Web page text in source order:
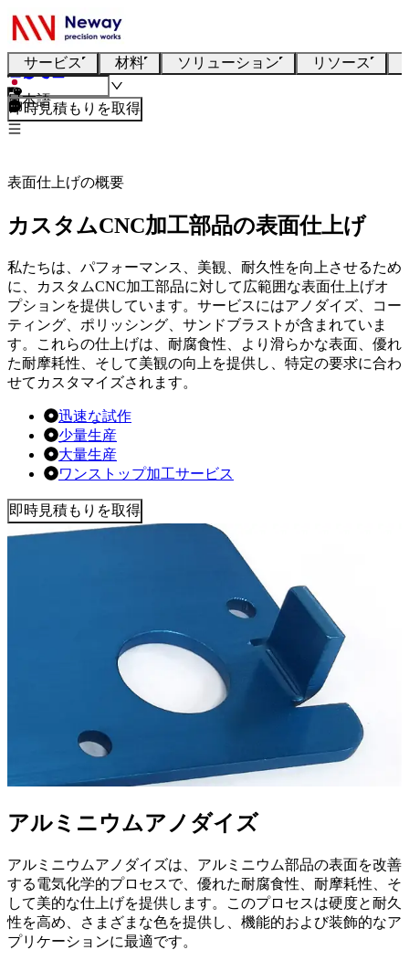
サービス 材料 ソリューション リソース
日本語
即時見積もりを取得
表面仕上げの概要
カスタムCNC加工部品の表面仕上げ
私たちは、パフォーマンス、美観、耐久性を向上させるため
に、カスタムCNC加工部品に対して広範囲な表面仕上げオ
プションを提供しています。サービスにはアノダイズ、コー
ティング、ポリッシング、サンドブラストが含まれていま
す。これらの仕上げは、耐腐食性、より滑らかな表面、優れ
た耐摩耗性、そして美観の向上を提供し、特定の要求に合わ
せてカスタマイズされます。
迅速な試作
少量生産
大量生産
ワンストップ加工サービス
即時見積もりを取得
アルミニウムアノダイズ
アルミニウムアノダイズは、アルミニウム部品の表面を改善
する電気化学的プロセスで、優れた耐腐食性、耐摩耗性、そ
して美的な仕上げを提供します。このプロセスは硬度と耐久
性を高め、さまざまな色を提供し、機能的および装飾的なア
プリケーションに最適です。